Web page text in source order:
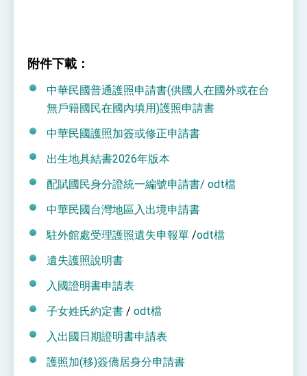
變局中 奮起的新臺灣 總統發表國慶演說
總統發表執政周年談話 盼面對未來挑戰 堅持
團結 迎風轉型 穩健前行
外交部重要言論
事處」，進一步深化台美交流合作
附件下載：
中華民國普通護照申請書(供國人在國外或在台
無戶籍國民在國內填用)護照申請書
中華民國護照加簽或修正申請書
出生地具結書2026年版本
配賦國民身分證統一編號申請書/ odt檔
中華民國台灣地區入出境申請書
駐外館處受理護照遺失申報單 /odt檔
遺失護照說明書
入國證明書申請表
子女姓氏約定書 / odt檔
入出國日期證明書申請表
護照加(移)簽僑居身分申請書